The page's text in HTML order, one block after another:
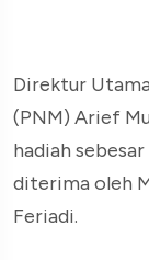
Direktur
(PNM) Arief
hadiah
diterima oleh
Feriadi.